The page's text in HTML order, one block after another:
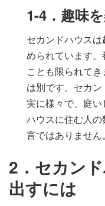
1-4．趣味
セカンドハウス
められています
ことも限られて
は別です。セカ
実に様々で、庭
ハウスに住む人
言ではありません。
2．セカン
出すには